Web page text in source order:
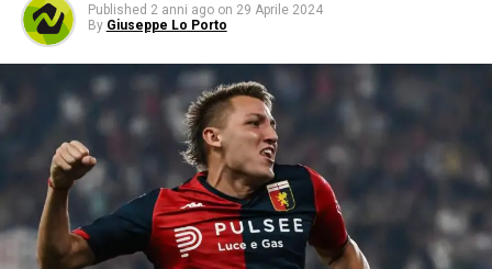
Published 2 anni ago on 29 Aprile 2024
By Giuseppe Lo Porto